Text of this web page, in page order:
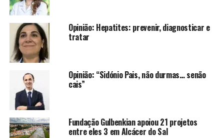
Opinião: Hepatites: prevenir, diagnosticar e
tratar
Opinião: “Sidónio Pais, não durmas… senão
cais”
Fundação Gulbenkian apoiou 21 projetos
entre eles 3 em Alcácer do Sal